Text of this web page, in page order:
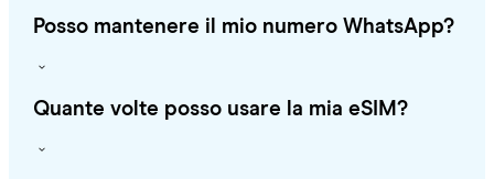
Posso mantenere il mio numero WhatsApp?
Quante volte posso usare la mia eSIM?